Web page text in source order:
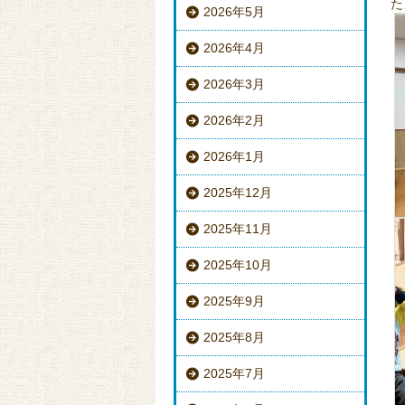
2026年5月
2026年4月
2026年3月
2026年2月
2026年1月
2025年12月
2025年11月
2025年10月
2025年9月
2025年8月
2025年7月